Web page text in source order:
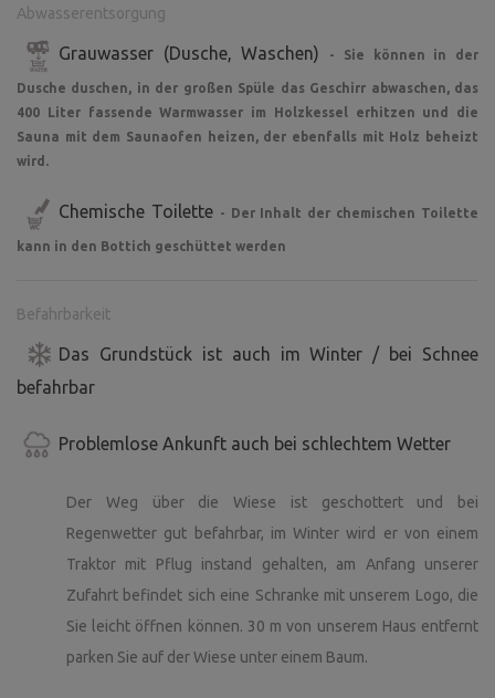
Abwasserentsorgung
Grauwasser (Dusche, Waschen) - Sie können in der
Dusche duschen, in der großen Spüle das Geschirr abwaschen, das
400 Liter fassende Warmwasser im Holzkessel erhitzen und die
Sauna mit dem Saunaofen heizen, der ebenfalls mit Holz beheizt
wird.
Chemische Toilette - Der Inhalt der chemischen Toilette
kann in den Bottich geschüttet werden
Befahrbarkeit
Das Grundstück ist auch im Winter / bei Schnee
befahrbar
Problemlose Ankunft auch bei schlechtem Wetter
Der Weg über die Wiese ist geschottert und bei
Regenwetter gut befahrbar, im Winter wird er von einem
Traktor mit Pflug instand gehalten, am Anfang unserer
Zufahrt befindet sich eine Schranke mit unserem Logo, die
Sie leicht öffnen können. 30 m von unserem Haus entfernt
parken Sie auf der Wiese unter einem Baum.